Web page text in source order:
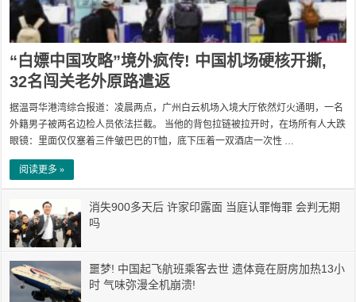
“白嫖中国攻略”境外疯传! 中国机场硬核开撕,
32名闯关老外原路遣返
据温哥华港湾综合报道：凌晨两点，广州白云机场入境大厅依然灯火通明，一名
外籍男子被两名边检人员依法拦截。 当他的背包拉链被拉开时，在场所有人大跌
眼镜：里面仅仅塞着三件皱巴巴的T恤，底下压着一双酒店一次性 …
阅读更多 »
消失900多天后 许家印露面 当庭认罪悔罪 会判无期
吗
噩梦! 中国起飞航班乘客去世 遗体竟在厨房加热13小
时 气味弥漫全机崩溃!